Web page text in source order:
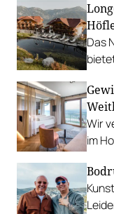
Das
Wir
im